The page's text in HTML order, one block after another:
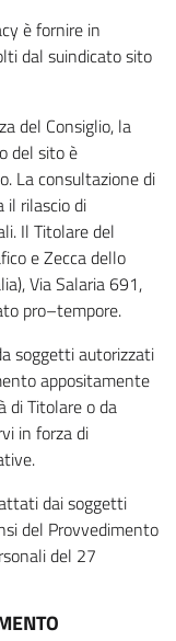
è fornire in
dal suindicato sito
del Consiglio, la
del sito è
La consultazione di
il rilascio di
Il Titolare del
e Zecca dello
Via Salaria 691,
pro–tempore.
soggetti autorizzati
appositamente
di Titolare o da
in forza di
dai soggetti
del Provvedimento
del 27